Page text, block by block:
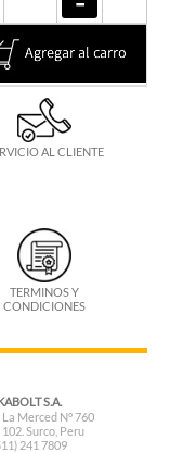
AL CLIENTE
TERMINOS Y
CONDICIONES
S.A.
La Merced N° 760
102. Surco, Peru
241 7809